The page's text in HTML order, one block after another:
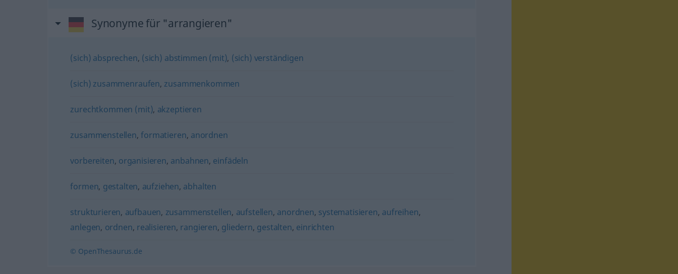
Synonyme für "arrangieren"
(sich) absprechen, (sich) abstimmen (mit), (sich) verständigen
(sich) zusammenraufen, zusammenkommen
zurechtkommen (mit), akzeptieren
zusammenstellen,formatieren, anordnen
vorbereiten, organisieren, anbahnen, einfädeln
formen, gestalten, aufziehen, abhalten
strukturieren, aufbauen, zusammenstellen, aufstellen, anordnen, systematisieren, aufreihen,
anlegen, ordnen, realisieren, rangieren, gliedern, gestalten, einrichten
© OpenThesaurus.de